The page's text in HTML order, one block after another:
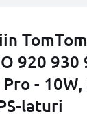
920 930
-
laturi